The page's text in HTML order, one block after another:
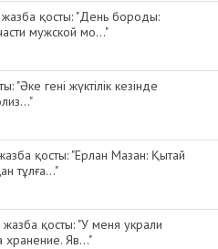
қосты: "День бороды:
мужской мо..."
"Әке гені жүктілік кезінде
қосты: "Ерлан Мазан: Қытай
тұлға..."
қосты: "У меня украли
хранение. Яв..."